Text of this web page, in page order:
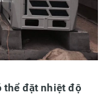
thể đặt nhiệt độ